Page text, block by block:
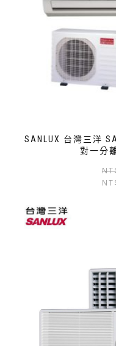
SANLUX 台灣三洋
對一分